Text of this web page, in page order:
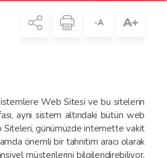
-A A+
sistemlere Web Sitesi ve bu sitelerin
ayni sistem altındaki bütün web
Siteleri, günümüzde internette vakit
önemli bir tahnitim aracı olarak
müşterilerini bilgilendirebiliyor,